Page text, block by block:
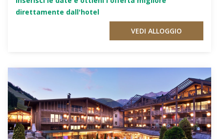
direttamente dall'hotel
VEDI ALLOGGIO